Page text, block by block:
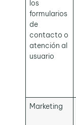
los
formularios
de
contacto o
atención al
usuario
Marketing